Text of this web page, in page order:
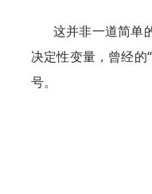
这并非一道简单
决定性变量，曾经的
号。